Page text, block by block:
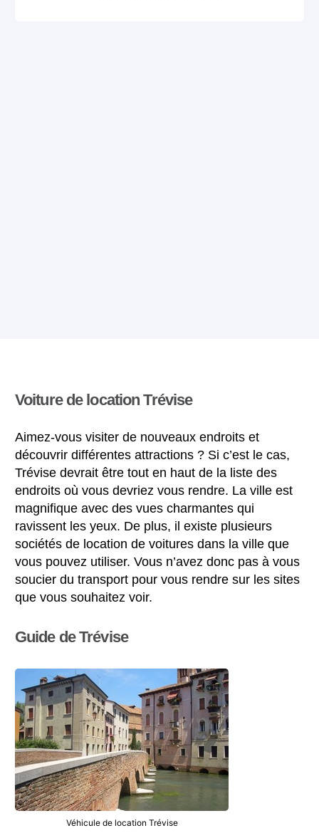
Voiture de location Trévise
Aimez-vous visiter de nouveaux endroits et
découvrir différentes attractions ? Si c’est le cas,
Trévise devrait être tout en haut de la liste des
endroits où vous devriez vous rendre. La ville est
magnifique avec des vues charmantes qui
ravissent les yeux. De plus, il existe plusieurs
sociétés de location de voitures dans la ville que
vous pouvez utiliser. Vous n’avez donc pas à vous
soucier du transport pour vous rendre sur les sites
que vous souhaitez voir.
Guide de Trévise
Véhicule de location Trévise